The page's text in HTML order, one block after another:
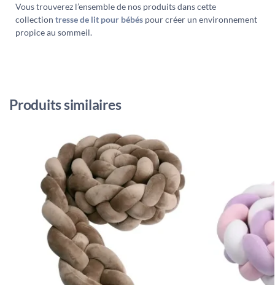
Vous trouverez l’ensemble de nos produits dans cette
collection tresse de lit pour bébés pour créer un environnement
propice au sommeil.
Produits similaires